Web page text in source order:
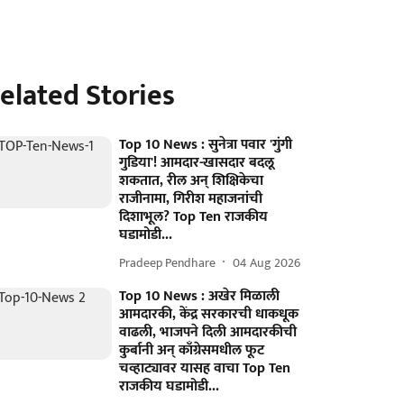
Stories
Top 10 News : सुनेत्रा पवार 'गुंगी
गुडिया'! आमदार-खासदार बदलू
शकतात, रील अन् शिक्षिकेचा
राजीनामा, गिरीश महाजनांची
दिशाभूल? Top Ten राजकीय
घडामोडी...
Pradeep Pendhare 04 Aug 2026
Top 10 News : अखेर मिळाली
आमदारकी, केंद्र सरकारची धाकधूक
वाढली, भाजपने दिली आमदारकीची
कुर्बानी अन् काँग्रेसमधील फूट
चव्हाट्यावर यासह वाचा Top Ten
राजकीय घडामोडी...